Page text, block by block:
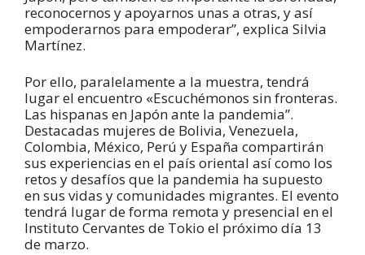
reconocernos y apoyarnos unas a otras, y así
empoderarnos para empoderar”, explica Silvia
Martínez.
Por ello, paralelamente a la muestra, tendrá
lugar el encuentro «Escuchémonos sin fronteras.
Las hispanas en Japón ante la pandemia”.
Destacadas mujeres de Bolivia, Venezuela,
Colombia, México, Perú y España compartirán
sus experiencias en el país oriental así como los
retos y desafíos que la pandemia ha supuesto
en sus vidas y comunidades migrantes. El evento
tendrá lugar de forma remota y presencial en el
Instituto Cervantes de Tokio el próximo día 13
de marzo.